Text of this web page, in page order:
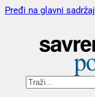
Pređi na glavni sadržaj
Pretraga